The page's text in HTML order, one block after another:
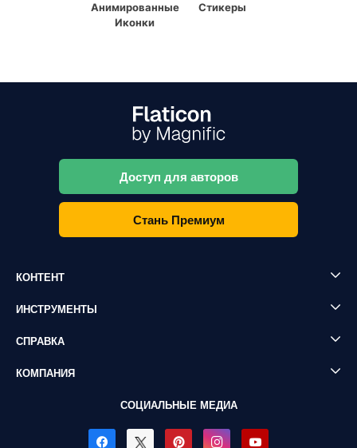
Анимированные
Иконки
Стикеры
Доступ для авторов
Стань Премиум
КОНТЕНТ
ИНСТРУМЕНТЫ
СПРАВКА
КОМПАНИЯ
СОЦИАЛЬНЫЕ МЕДИА